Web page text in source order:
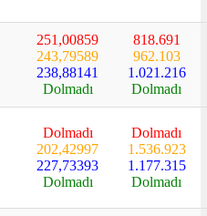
251,00859
243,79589
238,88141
Dolmadı
818.691
962.103
1.021.216
Dolmadı
Dolmadı
202,42997
227,73393
Dolmadı
Dolmadı
1.536.923
1.177.315
Dolmadı